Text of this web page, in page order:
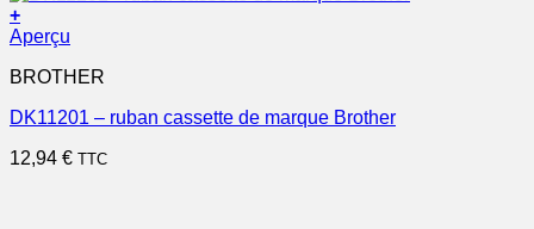
+
Aperçu
BROTHER
DK11201 – ruban cassette de marque Brother
12,94 € TTC